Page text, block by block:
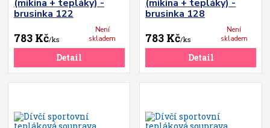
(mikina + tepláky) -
brusinka 122
783 Kč/ks
Není
skladem
Detail
(mikina + tepláky) -
brusinka 128
783 Kč/ks
Není
skladem
Detail